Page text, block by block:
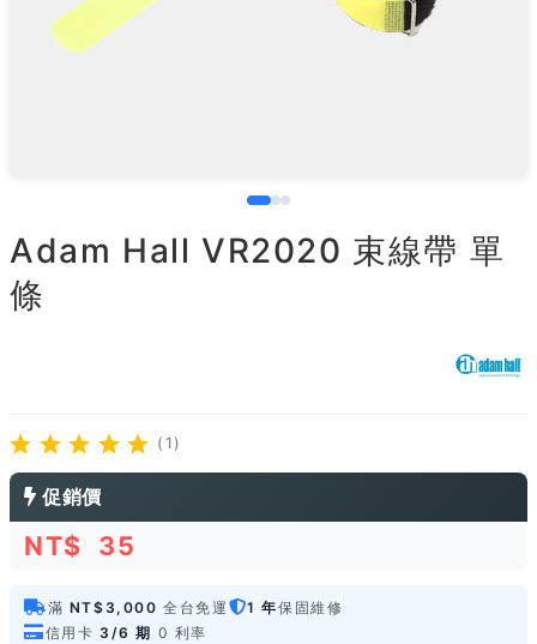
Adam Hall VR2020 束線帶 單
條
(1)
促銷價
NT$ 35
滿 NT$3,000 全台免運 1 年保固維修
信用卡 3/6 期 0 利率